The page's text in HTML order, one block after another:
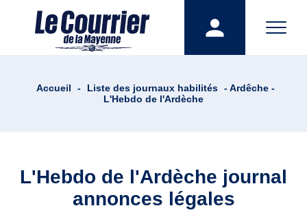
Accueil - Liste des journaux habilités - Ardêche -
L'Hebdo de l'Ardèche
L'Hebdo de l'Ardèche journal
annonces légales